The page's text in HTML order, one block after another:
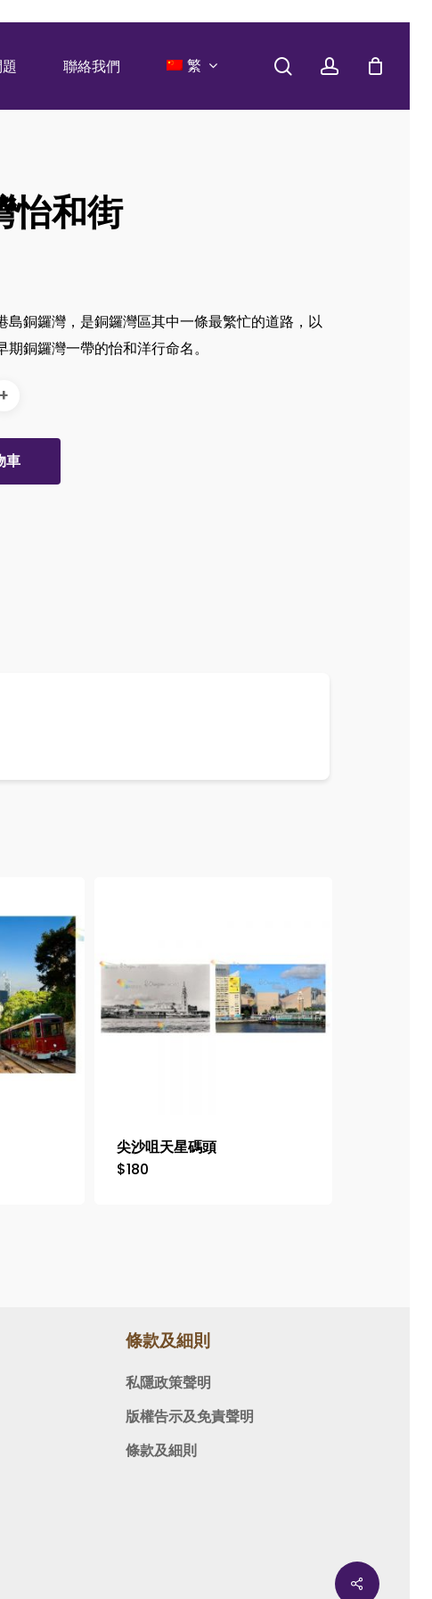
聯絡我們 繁 searchaccount
怡和街
島銅鑼灣，是銅鑼灣區其中一條最繁忙的道路，以
期銅鑼灣一帶的怡和洋行命名。
車
尖沙咀天星碼頭
$180
條款及細則
私隱政策聲明
版權告示及免責聲明
條款及細則